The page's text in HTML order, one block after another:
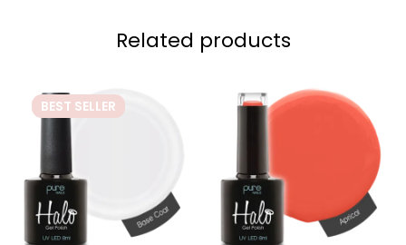
Related products
BEST SELLER